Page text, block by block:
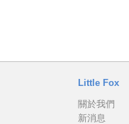
Little Fox
關於我們
新消息